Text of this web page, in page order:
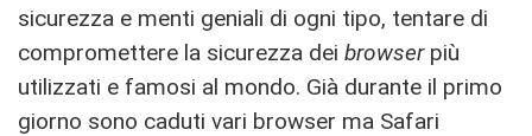
sicurezza e menti geniali di ogni tipo, tentare di
compromettere la sicurezza dei browserpiù
utilizzati e famosi al mondo. Già durante il primo
giorno sono caduti vari browser ma Safari